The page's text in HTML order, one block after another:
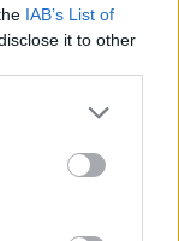
IAB’s List of
it to other
more Google
may click to
party tags to
below Google